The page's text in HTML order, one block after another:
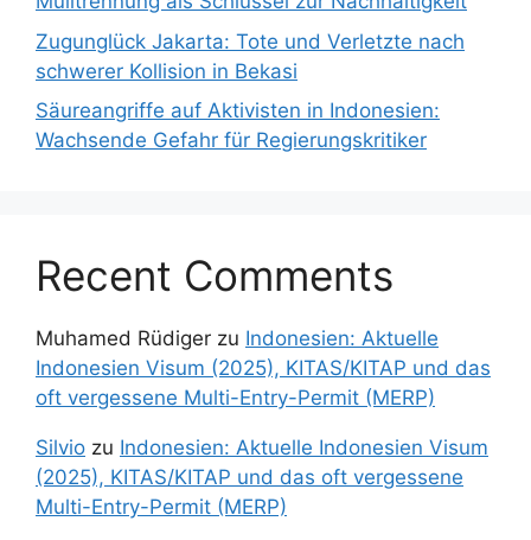
Zugunglück Jakarta: Tote und Verletzte nach
schwerer Kollision in Bekasi
Säureangriffe auf Aktivisten in Indonesien:
Wachsende Gefahr für Regierungskritiker
Recent Comments
Muhamed Rüdiger zu Indonesien: Aktuelle
Indonesien Visum (2025), KITAS/KITAP und das
oft vergessene Multi-Entry-Permit (MERP)
Silvio zu Indonesien: Aktuelle Indonesien Visum
(2025), KITAS/KITAP und das oft vergessene
Multi-Entry-Permit (MERP)